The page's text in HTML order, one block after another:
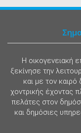
Η οικογενειακή
ξεκίνησε την
και με τον
χοντρικής έχοντας
πελάτες στον
και δημόσιες